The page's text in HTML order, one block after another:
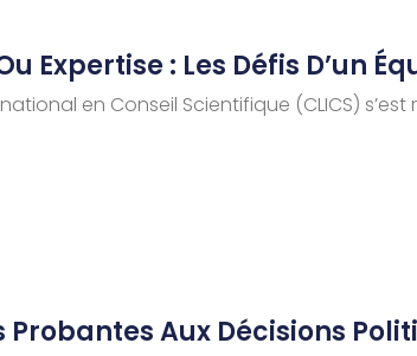
Expertise : Les Défis D’un
en Conseil Scientifique (CLICS)
Probantes Aux Décisions